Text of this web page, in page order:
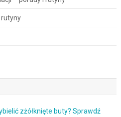
rutyny
zżółknięte buty? Sprawdź